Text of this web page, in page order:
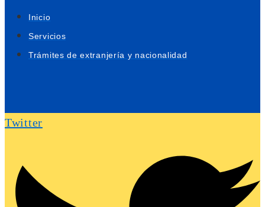
Inicio
Servicios
Trámites de extranjería y nacionalidad
Twitter